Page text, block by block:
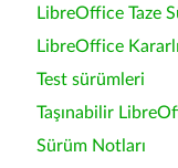
LibreOffice Taze
LibreOffice
Test sürümleri
Taşınabilir
Sürüm Notları